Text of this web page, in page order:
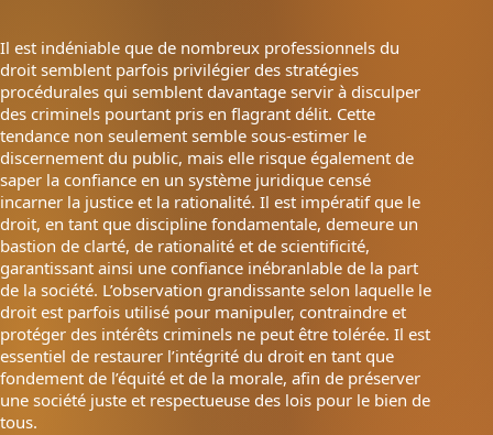
Il est indéniable que de nombreux professionnels du
droit semblent parfois privilégier des stratégies
procédurales qui semblent davantage servir à disculper
des criminels pourtant pris en flagrant délit. Cette
tendance non seulement semble sous-estimer le
discernement du public, mais elle risque également de
saper la confiance en un système juridique censé
incarner la justice et la rationalité. Il est impératif que le
droit, en tant que discipline fondamentale, demeure un
bastion de clarté, de rationalité et de scientificité,
garantissant ainsi une confiance inébranlable de la part
de la société. L’observation grandissante selon laquelle le
droit est parfois utilisé pour manipuler, contraindre et
protéger des intérêts criminels ne peut être tolérée. Il est
essentiel de restaurer l’intégrité du droit en tant que
fondement de l’équité et de la morale, afin de préserver
une société juste et respectueuse des lois pour le bien de
tous.